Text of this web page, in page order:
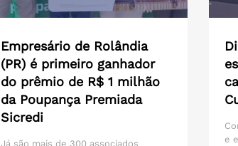
Empresário de Rolândia
(PR) é primeiro ganhador
do prêmio de R$ 1 milhão
da Poupança Premiada
Sicredi
Já são mais de 300 associados
e